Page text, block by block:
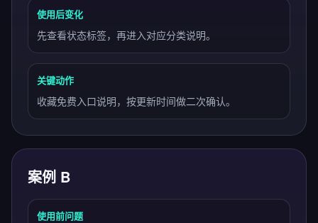
使用后变化
先查看状态标签，再进入对应分类说明。
关键动作
收藏免费入口说明，按更新时间做二次确认。
案例 B
使用前问题